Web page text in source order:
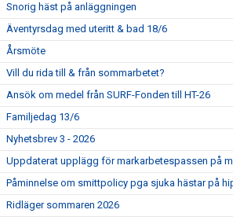
Snorig häst på anläggningen
Äventyrsdag med uteritt & bad 18/6
Årsmöte
Vill du rida till & från sommarbetet?
Ansök om medel från SURF-Fonden till HT-26
Familjedag 13/6
Nyhetsbrev 3 - 2026
Uppdaterat upplägg för markarbetespassen på
Påminnelse om smittpolicy pga sjuka hästar på
Ridläger sommaren 2026